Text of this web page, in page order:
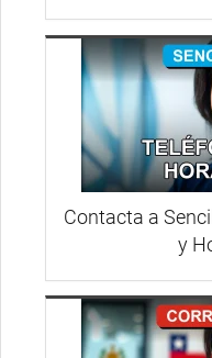
Contacta a
y